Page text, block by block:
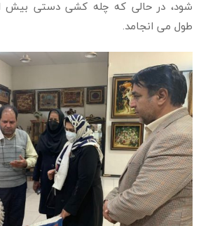
شود، در حالی که چله کشی دستی بیش
طول می انجامد.